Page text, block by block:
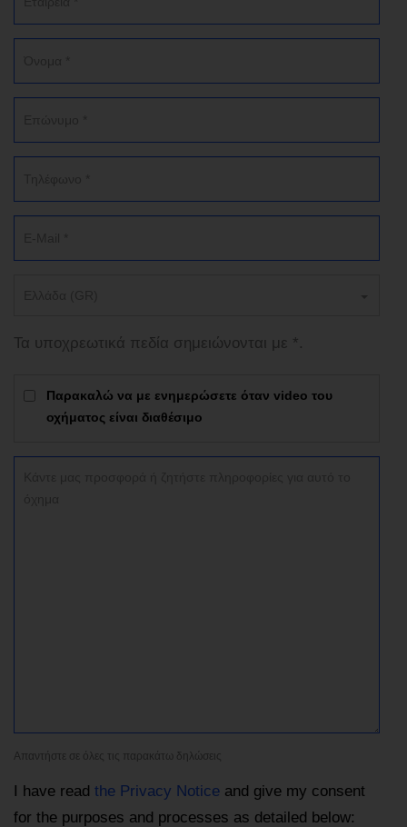
Τα υποχρεωτικά πεδία σημειώνονται με *.
Παρακαλώ να με ενημερώσετε όταν video του
οχήματος είναι διαθέσιμο
Απαντήστε σε όλες τις παρακάτω δηλώσεις
I have read the Privacy Notice and give my consent
for the purposes and processes as detailed below: